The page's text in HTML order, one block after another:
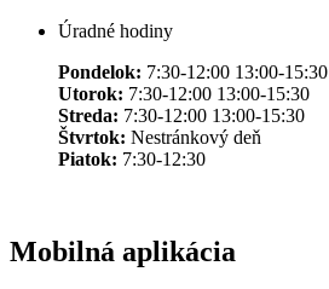
Úradné hodiny
Pondelok: 7:30-12:00 13:00-15:30
Utorok: 7:30-12:00 13:00-15:30
Streda: 7:30-12:00 13:00-15:30
Štvrtok: Nestránkový deň
Piatok: 7:30-12:30
Mobilná aplikácia